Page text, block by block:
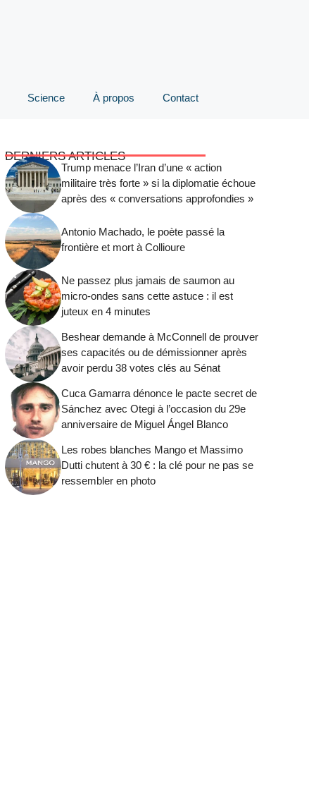
Science À propos Contact
DERNIERS ARTICLES
Trump menace l’Iran d’une « action
militaire très forte » si la diplomatie échoue
après des « conversations approfondies »
Antonio Machado, le poète passé la
frontière et mort à Collioure
Ne passez plus jamais de saumon au
micro-ondes sans cette astuce : il est
juteux en 4 minutes
Beshear demande à McConnell de prouver
ses capacités ou de démissionner après
avoir perdu 38 votes clés au Sénat
Cuca Gamarra dénonce le pacte secret de
Sánchez avec Otegi à l’occasion du 29e
anniversaire de Miguel Ángel Blanco
Les robes blanches Mango et Massimo
Dutti chutent à 30 € : la clé pour ne pas se
ressembler en photo